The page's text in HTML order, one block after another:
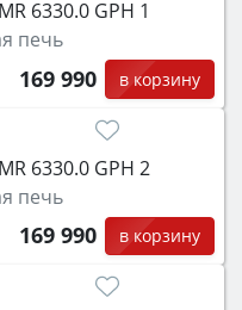
6330.0 GPH 1
печь
169 990 в корзину
6330.0 GPH 2
печь
169 990 в корзину